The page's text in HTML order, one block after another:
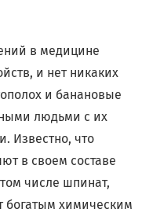
в медицине
и нет никаких
и банановые
людьми с их
Известно, что
в своем составе
числе шпинат,
богатым химическим